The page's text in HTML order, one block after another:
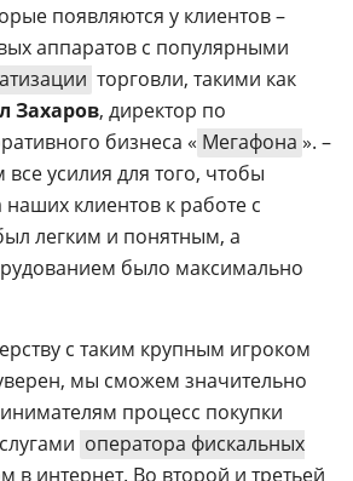
появляются у клиентов –
аппаратов с популярными
торговли, такими как
Захаров, директор по
бизнеса « Мегафона ». –
усилия для того, чтобы
клиентов к работе с
легким и понятным, а
было максимально
с таким крупным игроком
мы сможем значительно
процесс покупки
оператора фискальных
в интернет. Во второй и третьей